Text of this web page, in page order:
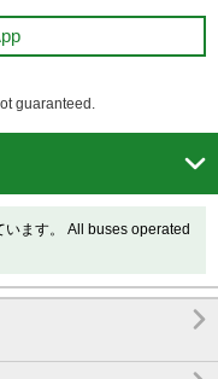
guaranteed.

ます。 All buses operated
